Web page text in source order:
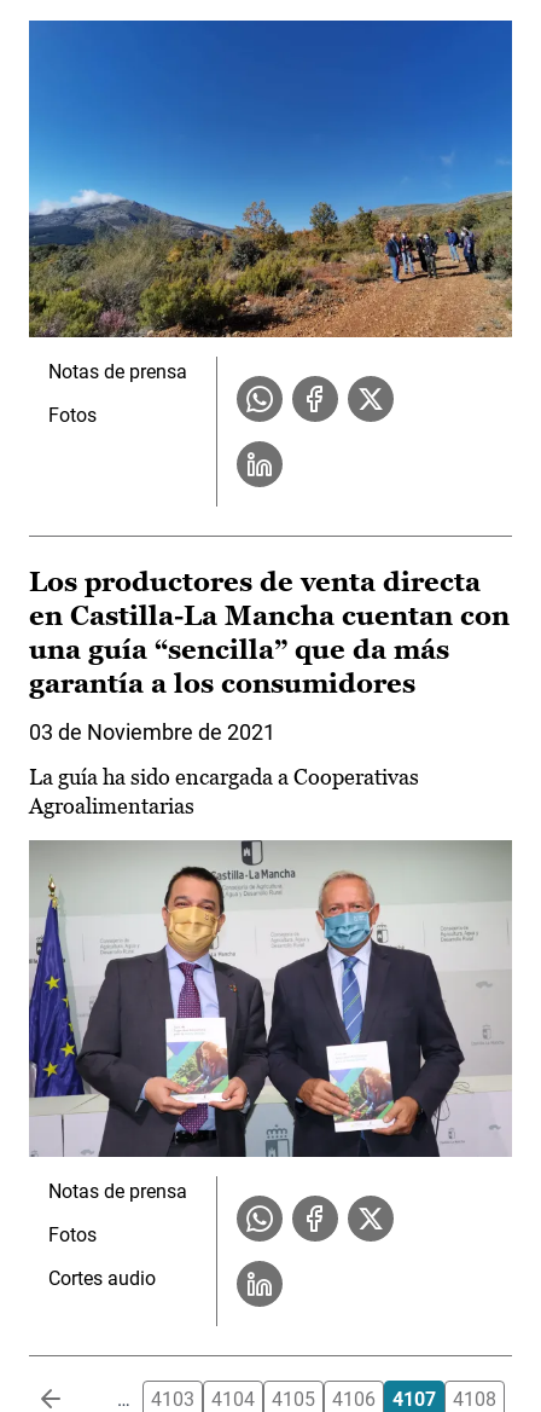
Notas de prensa
Fotos
Los productores de venta directa
en Castilla-La Mancha cuentan con
una guía “sencilla” que da más
garantía a los consumidores
03 de Noviembre de 2021
La guía ha sido encargada a Cooperativas
Agroalimentarias
Notas de prensa
Fotos
Cortes audio
Paginación … 4103 4104 4105 4106 4107
4108